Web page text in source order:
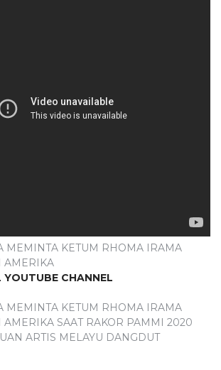
MEMINTA KETUM RHOMA IRAMA
AMERIKA
YOUTUBE CHANNEL
MEMINTA KETUM RHOMA IRAMA
SAAT RAKOR PAMMI 2020
ARTIS MELAYU DANGDUT